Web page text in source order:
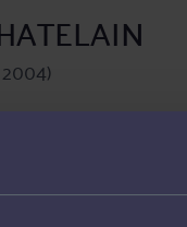
inscrit à l'Ordre des
prestations de conseil,